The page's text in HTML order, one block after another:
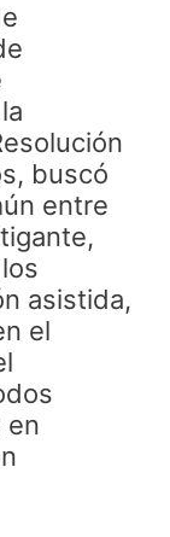
buscó
entre
asistida,
el
en